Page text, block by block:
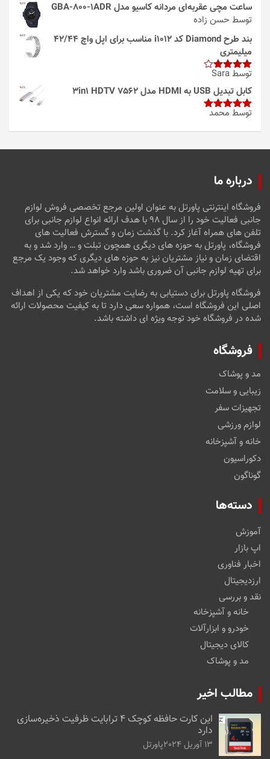
ساعت مچی عقربه‌ای مردانه کاسیو مدل GBA-800-1ADR
توسط حسن زاده
بند طرح Diamond کد i1012 مناسب برای اپل واچ 42/44
میلیمتری
امتیاز4
از 5
توسط Sara
کابل تبدیل USB به HDMI مدل 3in1 HDTV 7562
امتیاز5از
توسط محمد
درباره ما
فروشگاه اینترنتی پاورتل به عنوان اولین مرجع تخصصی فروش لوازم
جانبی فعالیت خود را از سال ۹۸ با هدف ارائه انواع لوازم جانبی برای
تلفن های همراه آغاز کرد. با گذشت زمان و گسترش فعالیت های
فروشگاه، پاورتل به حوزه های دیگری همچون تبلت و … وارد شد و به
اقتضای زمان و نیاز مشتریان نیز به حوزه های دیگری که وجود یک مرجع
برای تهیه لوازم جانبی آن ضروری باشد وارد خواهد شد.
فروشگاه پاورتل برای دستیابی به رضایت مشتریان خود که یکی از اهداف
اصلی این فروشگاه است، همواره سعی دارد تا به کیفیت محصولات ارائه
شده در فروشگاه خود توجه ویژه ای داشته باشد.
فروشگاه
مد و پوشاک
زیبایی و سلامت
تجهیزات سفر
لوازم ورزشی
خانه و آشپزخانه
دکوراسیون
گوناگون
دسته‌ها
آموزش
اپ بازار
اخبار فناوری
ارزدیجیتال
نقد و بررسی
خانه و آشپزخانه
خودرو و ابزارآلات
کالای دیجیتال
مد و پوشاک
مطالب اخیر
این کارت حافظه کوچک ۴ ترابایت ظرفیت ذخیره‌سازی
دارد
13 آوریل 2024 پاورتل